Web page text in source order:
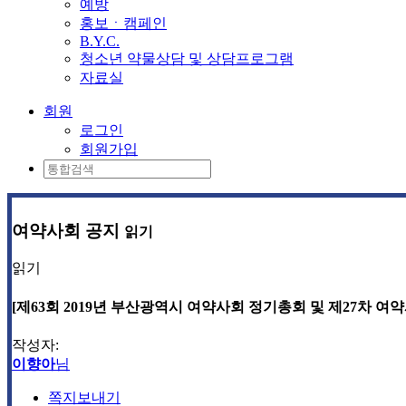
예방
홍보ㆍ캠페인
B.Y.C.
청소년 약물상담 및 상담프로그램
자료실
회원
로그인
회원가입
여약사회 공지 읽기
읽기
[제63회 2019년 부산광역시 여약사회 정기총회 및 제27차 여
작성자:
이향아님
쪽지보내기